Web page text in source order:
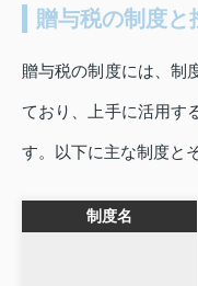
贈与税の制度と
贈与税の制度には、制
ており、上手に活用す
す。以下に主な制度と
制度名